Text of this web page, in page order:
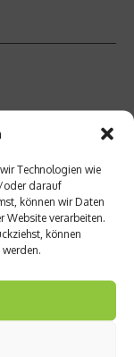
Technologien wie
oder darauf
können wir Daten
Website verarbeiten.
können